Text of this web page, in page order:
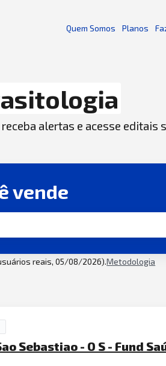
Quem Somos Planos
alertas e acesse editais
vende
reais, 05/08/2026).Metodologia
Sebastiao - O S - Fund